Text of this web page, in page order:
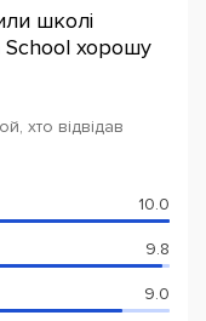
школі
School хорошу
хто відвідав
10.0
9.8
9.0